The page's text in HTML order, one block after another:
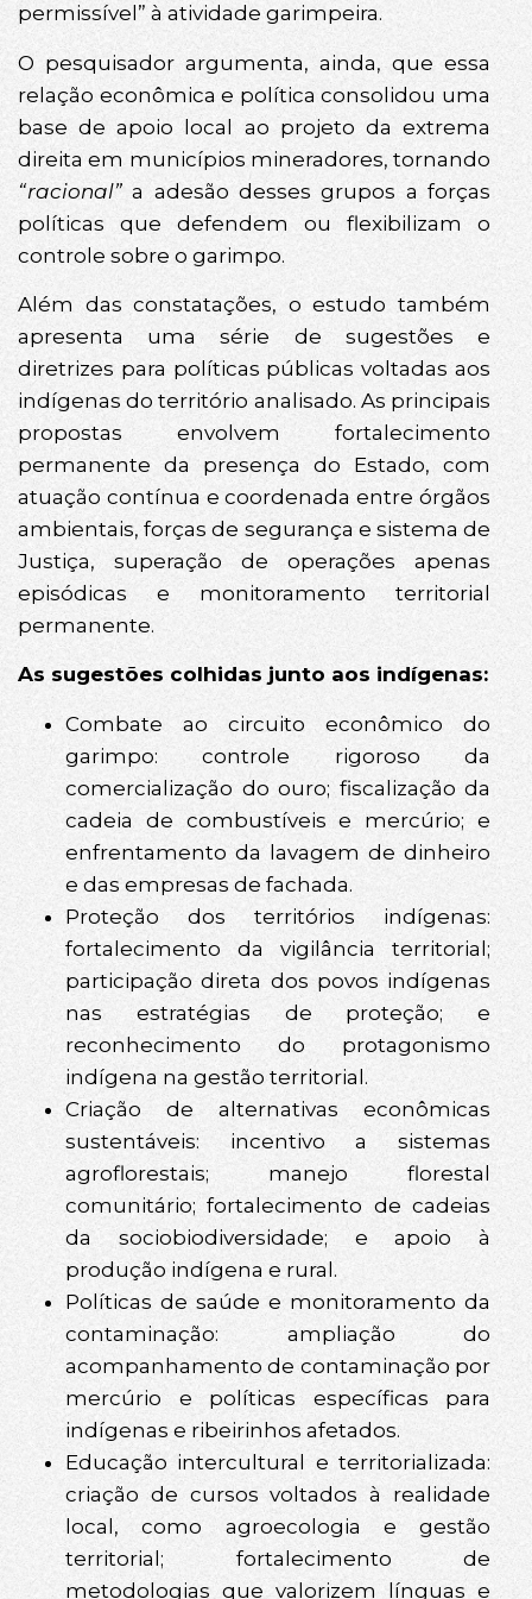
permissível” à atividade garimpeira.
O pesquisador argumenta, ainda, que essa
relação econômica e política consolidou uma
base de apoio local ao projeto da extrema
direita em municípios mineradores, tornando
“racional” a adesão desses grupos a forças
políticas que defendem ou flexibilizam o
controle sobre o garimpo.
Além das constatações, o estudo também
apresenta uma série de sugestões e
diretrizes para políticas públicas voltadas aos
indígenas do território analisado. As principais
propostas envolvem fortalecimento
permanente da presença do Estado, com
atuação contínua e coordenada entre órgãos
ambientais, forças de segurança e sistema de
Justiça, superação de operações apenas
episódicas e monitoramento territorial
permanente.
As sugestões colhidas junto aos indígenas:
Combate ao circuito econômico do
garimpo: controle rigoroso da
comercialização do ouro; fiscalização da
cadeia de combustíveis e mercúrio; e
enfrentamento da lavagem de dinheiro
e das empresas de fachada.
Proteção dos territórios indígenas:
fortalecimento da vigilância territorial;
participação direta dos povos indígenas
nas estratégias de proteção; e
reconhecimento do protagonismo
indígena na gestão territorial.
Criação de alternativas econômicas
sustentáveis: incentivo a sistemas
agroflorestais; manejo florestal
comunitário; fortalecimento de cadeias
da sociobiodiversidade; e apoio à
produção indígena e rural.
Políticas de saúde e monitoramento da
contaminação: ampliação do
acompanhamento de contaminação por
mercúrio e políticas específicas para
indígenas e ribeirinhos afetados.
Educação intercultural e territorializada:
criação de cursos voltados à realidade
local, como agroecologia e gestão
territorial; fortalecimento de
metodologias que valorizem línguas e